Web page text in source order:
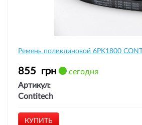
Ремень поликлиновой 6PK1800
855 грн
сегодня
Артикул:
Contitech
КУПИТЬ